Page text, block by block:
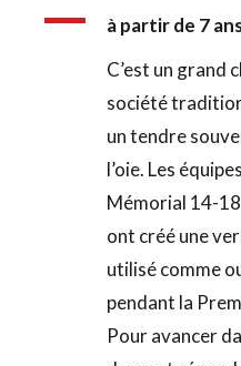
à partir de 7
C’est un grand
société
un tendre
l’oie. Les
Mémorial 14-
ont créé une
utilisé comme
pendant la
Pour avancer